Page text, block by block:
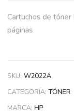
Cartuchos de
páginas
SKU: W2022A
CATEGORÍA: TÓNER
MARCA: HP